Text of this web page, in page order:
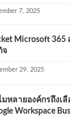
7, 2025
Microsoft 365
จ
29, 2025
มหลายองค์กรถึงเลื
Workspace